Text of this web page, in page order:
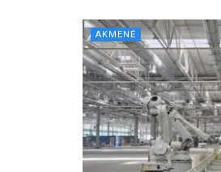
AKMENĖ